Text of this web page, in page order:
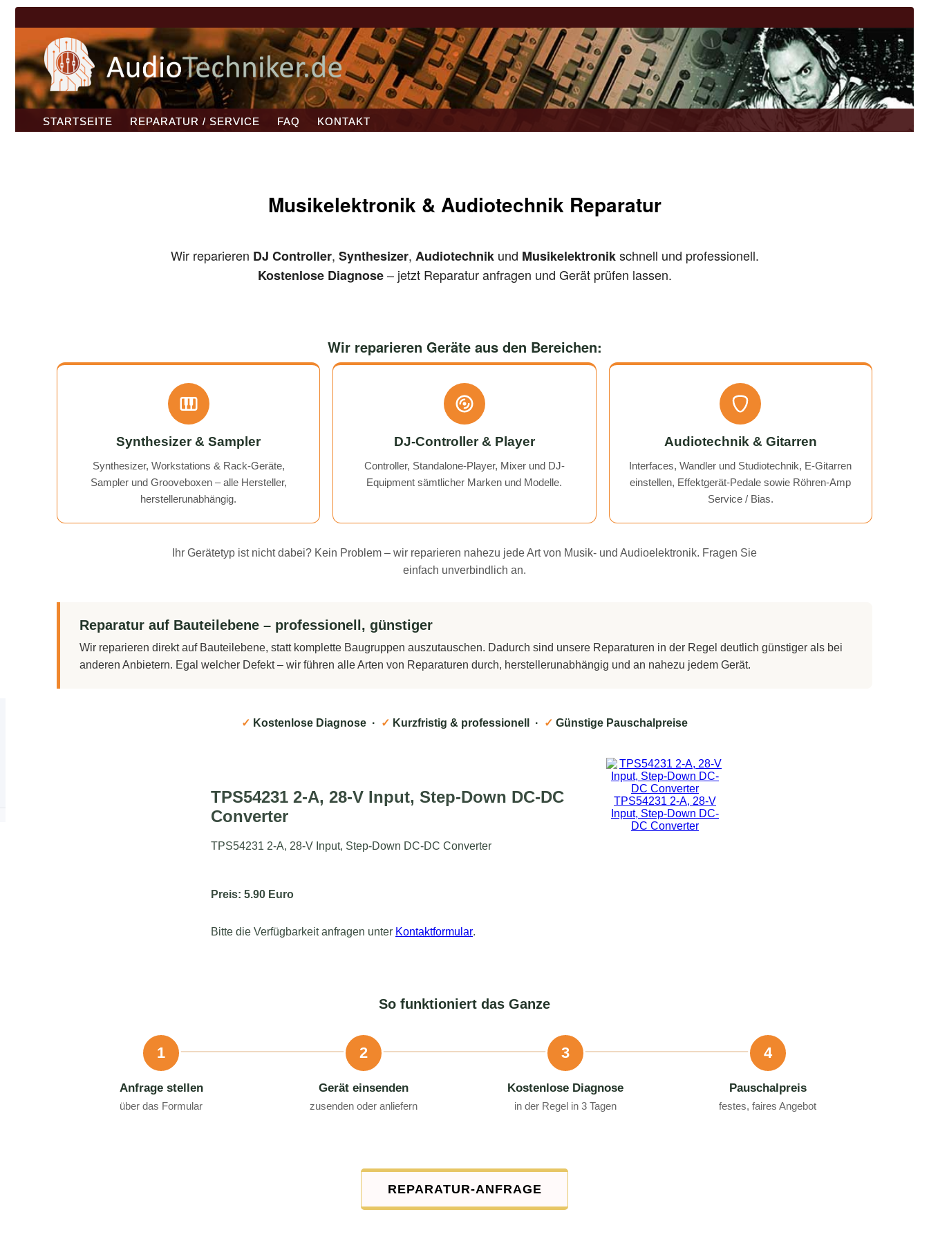
STARTSEITE REPARATUR / SERVICE FAQ KONTAKT
Musikelektronik & Audiotechnik Reparatur
Wir reparieren DJ Controller, Synthesizer, Audiotechnikund Musikelektronikschnell und professionell.
Kostenlose Diagnose– jetzt Reparatur anfragen und Gerät prüfen lassen.
Wir reparieren Geräte aus den Bereichen:
Synthesizer & Sampler
Synthesizer, Workstations & Rack-Geräte,
Sampler und Grooveboxen – alle Hersteller,
herstellerunabhängig.
DJ-Controller & Player
Controller, Standalone-Player, Mixer und DJ-
Equipment sämtlicher Marken und Modelle.
Audiotechnik & Gitarren
Interfaces, Wandler und Studiotechnik, E-Gitarren
einstellen, Effektgerät-Pedale sowie Röhren-Amp
Service / Bias.
Ihr Gerätetyp ist nicht dabei? Kein Problem – wir reparieren nahezu jede Art von Musik- und Audioelektronik. Fragen Sie
einfach unverbindlich an.
Reparatur auf Bauteilebene – professionell, günstiger
Wir reparieren direkt auf Bauteilebene, statt komplette Baugruppen auszutauschen. Dadurch sind unsere Reparaturen in der Regel deutlich günstiger als bei
anderen Anbietern. Egal welcher Defekt – wir führen alle Arten von Reparaturen durch, herstellerunabhängig und an nahezu jedem Gerät.
✓ Kostenlose Diagnose · ✓ Kurzfristig & professionell · ✓ Günstige Pauschalpreise
TPS54231 2-A, 28-V Input, Step-Down DC-DC
Converter
TPS54231 2-A, 28-V Input, Step-Down DC-DC Converter
Preis: 5.90 Euro
Bitte die Verfügbarkeit anfragen unter Kontaktformular.
So funktioniert das Ganze
1
Anfrage stellen
über das Formular
2
Gerät einsenden
zusenden oder anliefern
3
Kostenlose Diagnose
in der Regel in 3 Tagen
4
Pauschalpreis
festes, faires Angebot
REPARATUR-ANFRAGE